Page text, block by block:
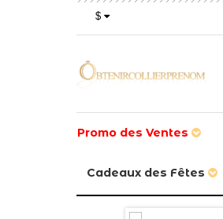
$
Promo des Ventes
Cadeaux des Fêtes